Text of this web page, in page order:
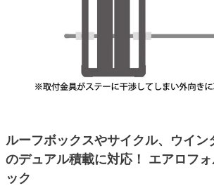
ルーフボックスやサイクル、ウイン
のデュアル積載に対応！ エアロフ
ック